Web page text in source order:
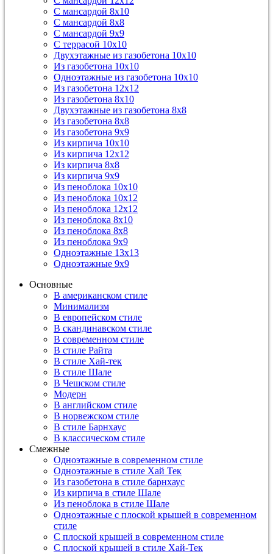
С мансардой 8х10
С мансардой 8х8
С мансардой 9х9
С террасой 10х10
Двухэтажные из газобетона 10х10
Из газобетона 10х10
Одноэтажные из газобетона 10х10
Из газобетона 12х12
Из газобетона 8х10
Двухэтажные из газобетона 8х8
Из газобетона 8х8
Из газобетона 9х9
Из кирпича 10х10
Из кирпича 12х12
Из кирпича 8х8
Из кирпича 9х9
Из пеноблока 10х10
Из пеноблока 10х12
Из пеноблока 12х12
Из пеноблока 8х10
Из пеноблока 8х8
Из пеноблока 9х9
Одноэтажные 13х13
Одноэтажные 9х9
Основные
В американском стиле
Минимализм
В европейском стиле
В скандинавском стиле
В современном стиле
В стиле Райта
В стиле Хай-тек
В стиле Шале
В Чешском стиле
Модерн
В английском стиле
В норвежском стиле
В стиле Барнхаус
В классическом стиле
Смежные
Одноэтажные в современном стиле
Одноэтажные в стиле Хай Тек
Из газобетона в стиле барнхаус
Из кирпича в стиле Шале
Из пеноблока в стиле Шале
Одноэтажные с плоской крышей в современном
стиле
С плоской крышей в современном стиле
С плоской крышей в стиле Хай-Тек